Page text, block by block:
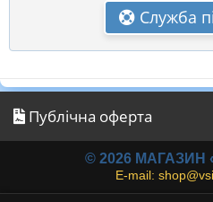
Служба
Публічна оферта
© 2026 МАГАЗИН
E-mail: